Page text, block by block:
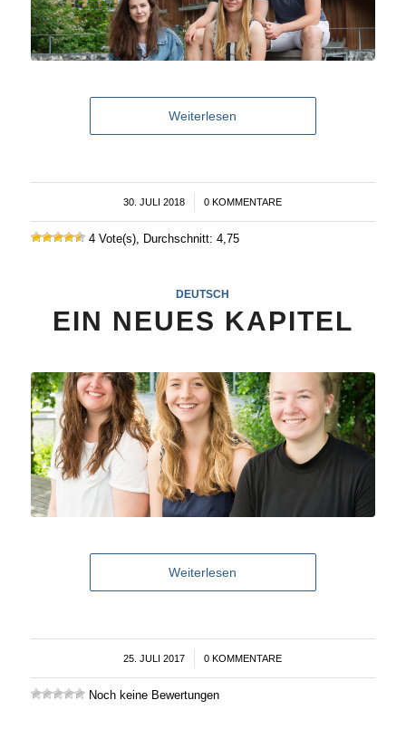
Weiterlesen
30. JULI 2018 0 KOMMENTARE
4 Vote(s), Durchschnitt: 4,75
DEUTSCH
EIN NEUES KAPITEL
Weiterlesen
25. JULI 2017 0 KOMMENTARE
Noch keine Bewertungen